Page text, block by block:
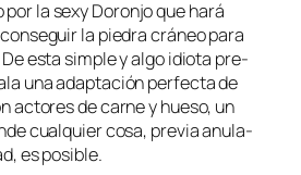
la sexy Doronjo que ha­rá
la pie­dra crá­neo pa­ra
es­ta sim­ple y al­go idio­ta pre­
una adap­ta­ción per­fec­ta de
ac­to­res de car­ne y hue­so, un
cual­quier co­sa, pre­via anu­la­
es posible.